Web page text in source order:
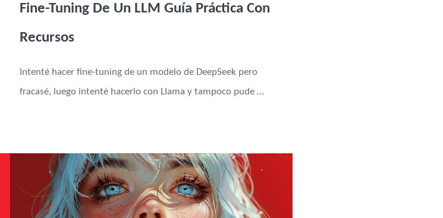
Fine-Tuning De Un LLM Guía Práctica Con
Recursos
Intenté hacer fine-tuning de un modelo de DeepSeek pero
fracasé, luego intenté hacerlo con Llama y tampoco pude …